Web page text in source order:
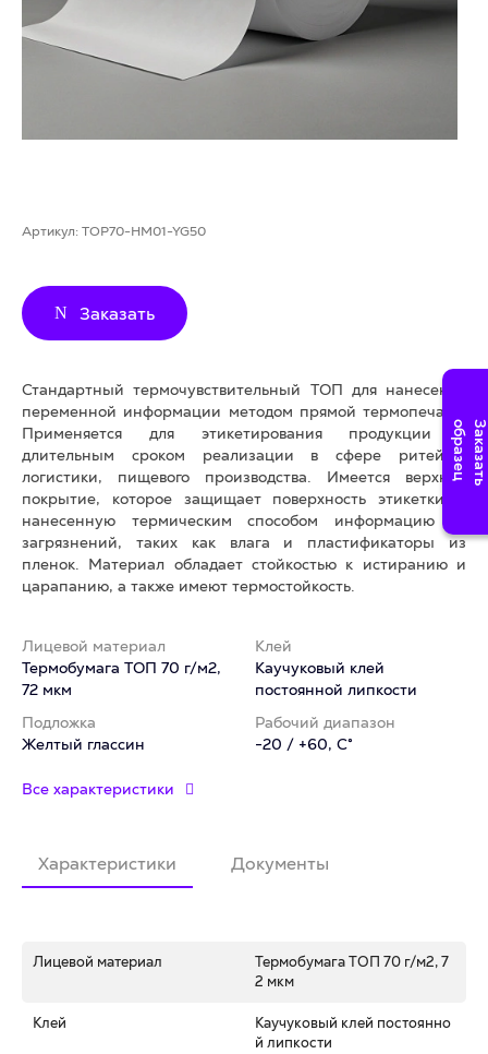
Артикул: TOP70-HM01-YG50
Заказать
Стандартный термочувствительный ТОП для нанесения
переменной информации методом прямой термопечати.
Применяется для этикетирования продукции с
длительным сроком реализации в сфере ритейла,
логистики, пищевого производства. Имеется верхнее
покрытие, которое защищает поверхность этикетки и
нанесенную термическим способом информацию от
загрязнений, таких как влага и пластификаторы из
пленок. Материал обладает стойкостью к истиранию и
царапанию, а также имеют термостойкость.
Лицевой материал
Термобумага ТОП 70 г/м2,
72 мкм
Клей
Каучуковый клей
постоянной липкости
Подложка
Желтый глассин
Рабочий диапазон
-20 / +60, C°
Все характеристики
Характеристики Документы
Лицевой материал
Термобумага ТОП 70 г/м2, 7
2 мкм
Клей
Каучуковый клей постоянно
й липкости
З
а
к
а
з
а
т
ь
о
б
р
а
з
е
ц